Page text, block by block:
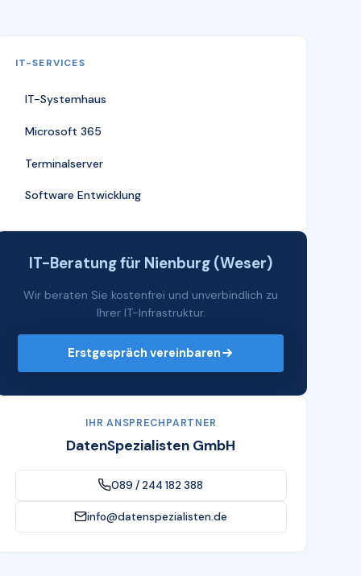
IT-SERVICES
IT-Systemhaus
Microsoft 365
Terminalserver
Software Entwicklung
IT-Beratung für Nienburg (Weser)
Wir beraten Sie kostenfrei und unverbindlich zu
Ihrer IT-Infrastruktur.
Erstgespräch vereinbaren
IHR ANSPRECHPARTNER
DatenSpezialisten GmbH
089 / 244 182 388
info@datenspezialisten.de